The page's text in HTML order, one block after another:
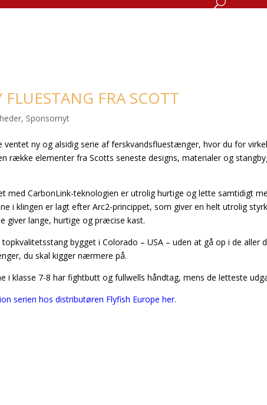
FLUESTANG FRA SCOTT
, Sponsornyt
ventet ny og alsidig serie af ferskvandsfluestænger, hvor du for
række elementer fra Scotts seneste designs, materialer og
med CarbonLink-teknologien er utrolig hurtige og lette samtidigt
i klingen er lagt efter Arc2-princippet, som giver en helt utrolig
giver lange, hurtige og præcise kast.
bygget i Colorado – USA – uden at gå op i de aller
du skal kigger nærmere på.
i klasse 7-8 har fightbutt og fullwells håndtag, mens de letteste
serien hos distributøren Flyfish Europe her.